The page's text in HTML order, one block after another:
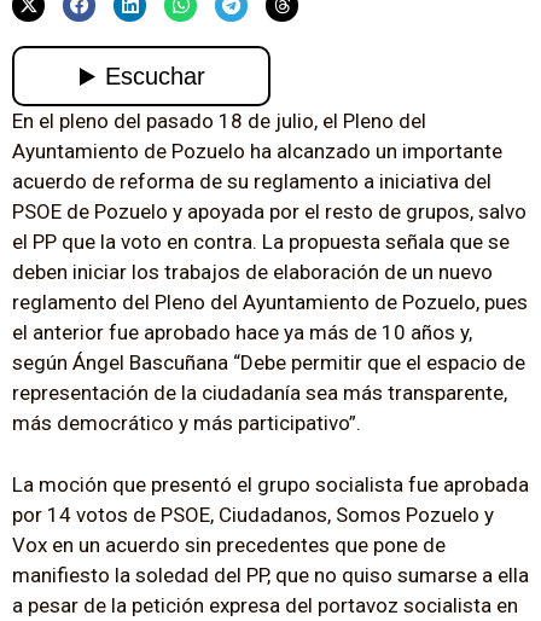
En el pleno del pasado 18 de julio, el Pleno del
Ayuntamiento de Pozuelo ha alcanzado un importante
acuerdo de reforma de su reglamento a iniciativa del
PSOE de Pozuelo y apoyada por el resto de grupos, salvo
el PP que la voto en contra. La propuesta señala que se
deben iniciar los trabajos de elaboración de un nuevo
reglamento del Pleno del Ayuntamiento de Pozuelo, pues
el anterior fue aprobado hace ya más de 10 años y,
según Ángel Bascuñana “Debe permitir que el espacio de
representación de la ciudadanía sea más transparente,
más democrático y más participativo”.
La moción que presentó el grupo socialista fue aprobada
por 14 votos de PSOE, Ciudadanos, Somos Pozuelo y
Vox en un acuerdo sin precedentes que pone de
manifiesto la soledad del PP, que no quiso sumarse a ella
a pesar de la petición expresa del portavoz socialista en